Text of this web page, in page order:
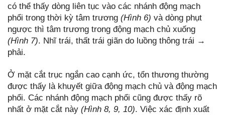
có thể thấy dòng liên tục vào các nhánh động mạch
phổi trong thời kỳ tâm trương (Hình 6) và dòng phụt
ngược thì tâm trương trong động mạch chủ xuống
(Hình 7). Nhĩ trái, thất trái giãn do luồng thông trái →
phải.
Ở mặt cắt trục ngắn cao cạnh ức, tổn thương thường
được thấy là khuyết giữa động mạch chủ và động mạch
phổi. Các nhánh động mạch phổi cũng được thấy rõ
nhất ở mặt cắt này (Hình 8, 9, 10). Việc xác định xuất